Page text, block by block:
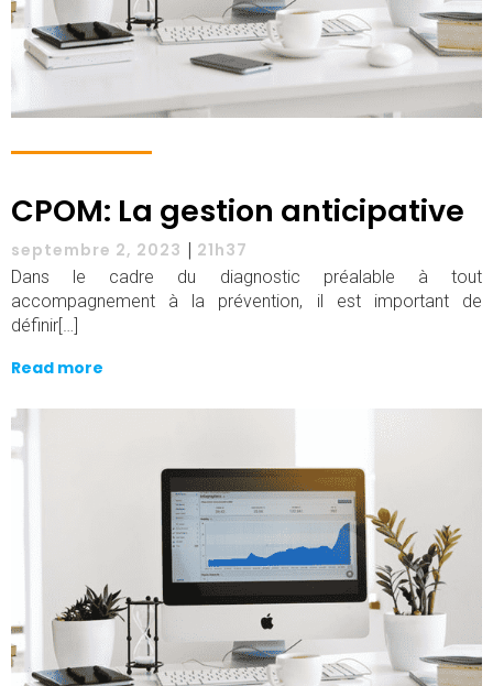
CPOM: La gestion anticipative
septembre 2, 2023 | 21h37
Dans le cadre du diagnostic préalable à tout
accompagnement à la prévention, il est important de
définir[…]
Read more